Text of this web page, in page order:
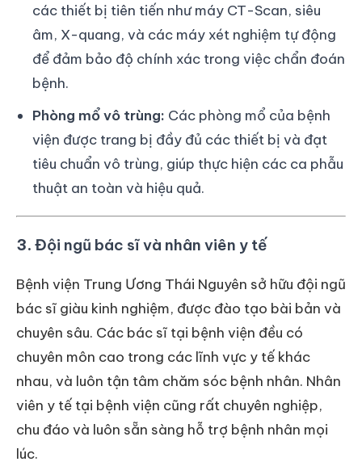
các thiết bị tiên tiến như máy CT-Scan, siêu
âm, X-quang, và các máy xét nghiệm tự động
để đảm bảo độ chính xác trong việc chẩn đoán
bệnh.
Phòng mổ vô trùng: Các phòng mổ của bệnh
viện được trang bị đầy đủ các thiết bị và đạt
tiêu chuẩn vô trùng, giúp thực hiện các ca phẫu
thuật an toàn và hiệu quả.
3. Đội ngũ bác sĩ và nhân viên y tế
Bệnh viện Trung Ương Thái Nguyên sở hữu đội ngũ
bác sĩ giàu kinh nghiệm, được đào tạo bài bản và
chuyên sâu. Các bác sĩ tại bệnh viện đều có
chuyên môn cao trong các lĩnh vực y tế khác
nhau, và luôn tận tâm chăm sóc bệnh nhân. Nhân
viên y tế tại bệnh viện cũng rất chuyên nghiệp,
chu đáo và luôn sẵn sàng hỗ trợ bệnh nhân mọi
lúc.